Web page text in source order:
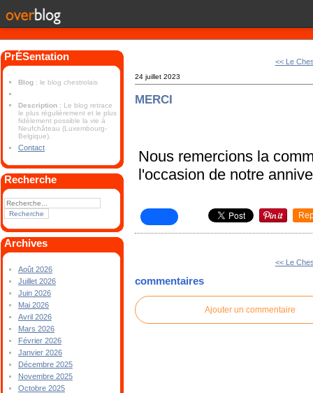
PrÉSentation
Blog : le blog chestrolais
Description : Le blog retrace
le plus régulièrement et le plus
fidèlement possible la vie à
Neufchâteau (Luxembourg-
Belgique).
Contact
Recherche
Archives
Août 2026
Juillet 2026
Juin 2026
Mai 2026
Avril 2026
Mars 2026
Février 2026
Janvier 2026
Décembre 2025
Novembre 2025
Octobre 2025
<< Le
24 juillet 2023
MERCI
Nous remercions la
l'occasion de notre
<< Le
commentaires
Ajouter un commentaire